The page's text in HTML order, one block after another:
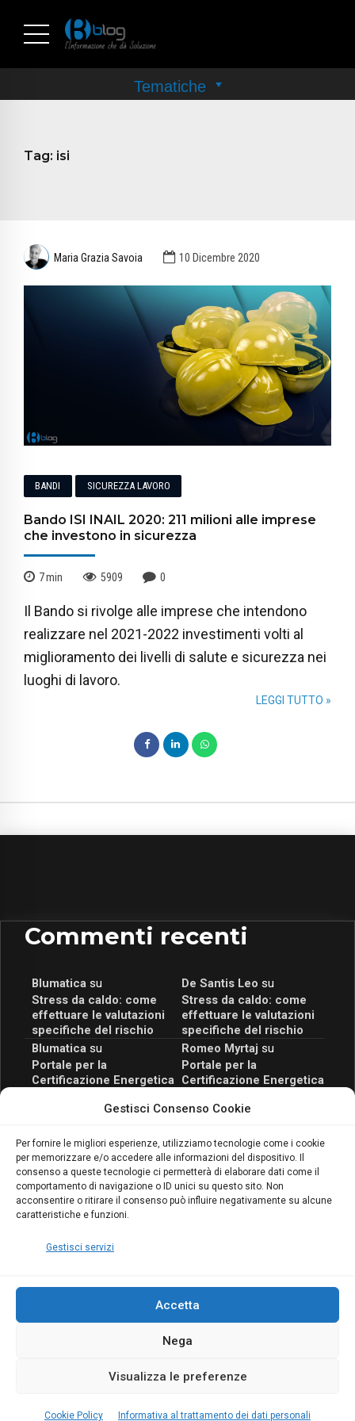
Gestisci Consenso Cookie
Per fornire le migliori esperienze, utilizziamo tecnologie come i cookie
per memorizzare e/o accedere alle informazioni del dispositivo. Il
consenso a queste tecnologie ci permetterà di elaborare dati come il
comportamento di navigazione o ID unici su questo sito. Non
acconsentire o ritirare il consenso può influire negativamente su alcune
caratteristiche e funzioni.
Gestisci servizi
Accetta
Nega
Visualizza le preferenze
Cookie Policy Informativa al trattamento dei dati personali
Tag: isi
Maria Grazia Savoia 10 Dicembre 2020
BANDI SICUREZZA LAVORO
Bando ISI INAIL 2020: 211 milioni alle imprese
che investono in sicurezza
7min 5909 0
Il Bando si rivolge alle imprese che intendono
realizzare nel 2021-2022 investimenti volti al
miglioramento dei livelli di salute e sicurezza nei
luoghi di lavoro.
LEGGI TUTTO »
Commenti recenti
Blumaticasu
Stress da caldo: come
effettuare le valutazioni
specifiche del rischio
De Santis Leo su
Stress da caldo: come
effettuare le valutazioni
specifiche del rischio
Blumaticasu
Portale per la
Certificazione Energetica
scopri il Corso Blumatica
Romeo Myrtaj su
Portale per la
Certificazione Energetica
scopri il Corso Blumatica
Blumaticasu
Coordinatore della
Sicurezza: cosa è
richiesto per abilitazione
e aggiornamento
Copyright Blumatica
MENU